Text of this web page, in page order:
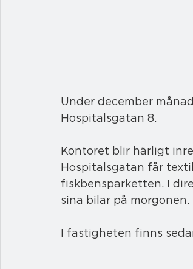
Under december
Hospitalsgatan 8.
Kontoret blir härligt
Hospitalsgatan får
fiskbensparketten. I
sina bilar på morgonen.
I fastigheten finns